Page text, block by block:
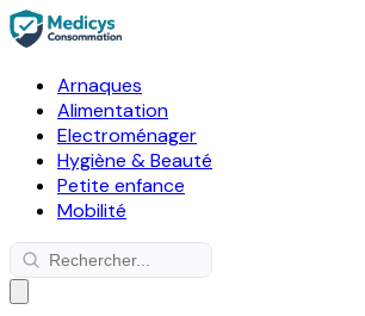
Arnaques
Alimentation
Electroménager
Hygiène & Beauté
Petite enfance
Mobilité